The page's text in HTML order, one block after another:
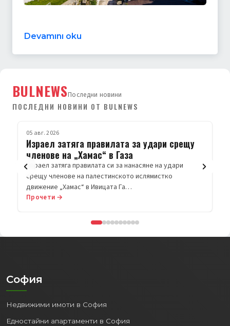
Devamını oku
BULNEWSПоследни новини
ПОСЛЕДНИ НОВИНИ ОТ BULNEWS
СВЯТ
05 авг. 2026
Израел затяга правилата за удари срещу
членове на „Хамас“ в Газа
Израел затяга правилата си за нанасяне на удари
срещу членове на палестинското ислямистко
движение „Хамас“ в Ивицата Га…
Прочети →
София
Недвижими имоти в София
Едностайни апартаменти в София